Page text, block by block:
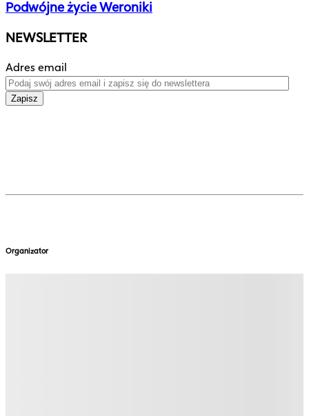
Podwójne życie Weroniki
NEWSLETTER
Adres email
Zapisz
Organizator